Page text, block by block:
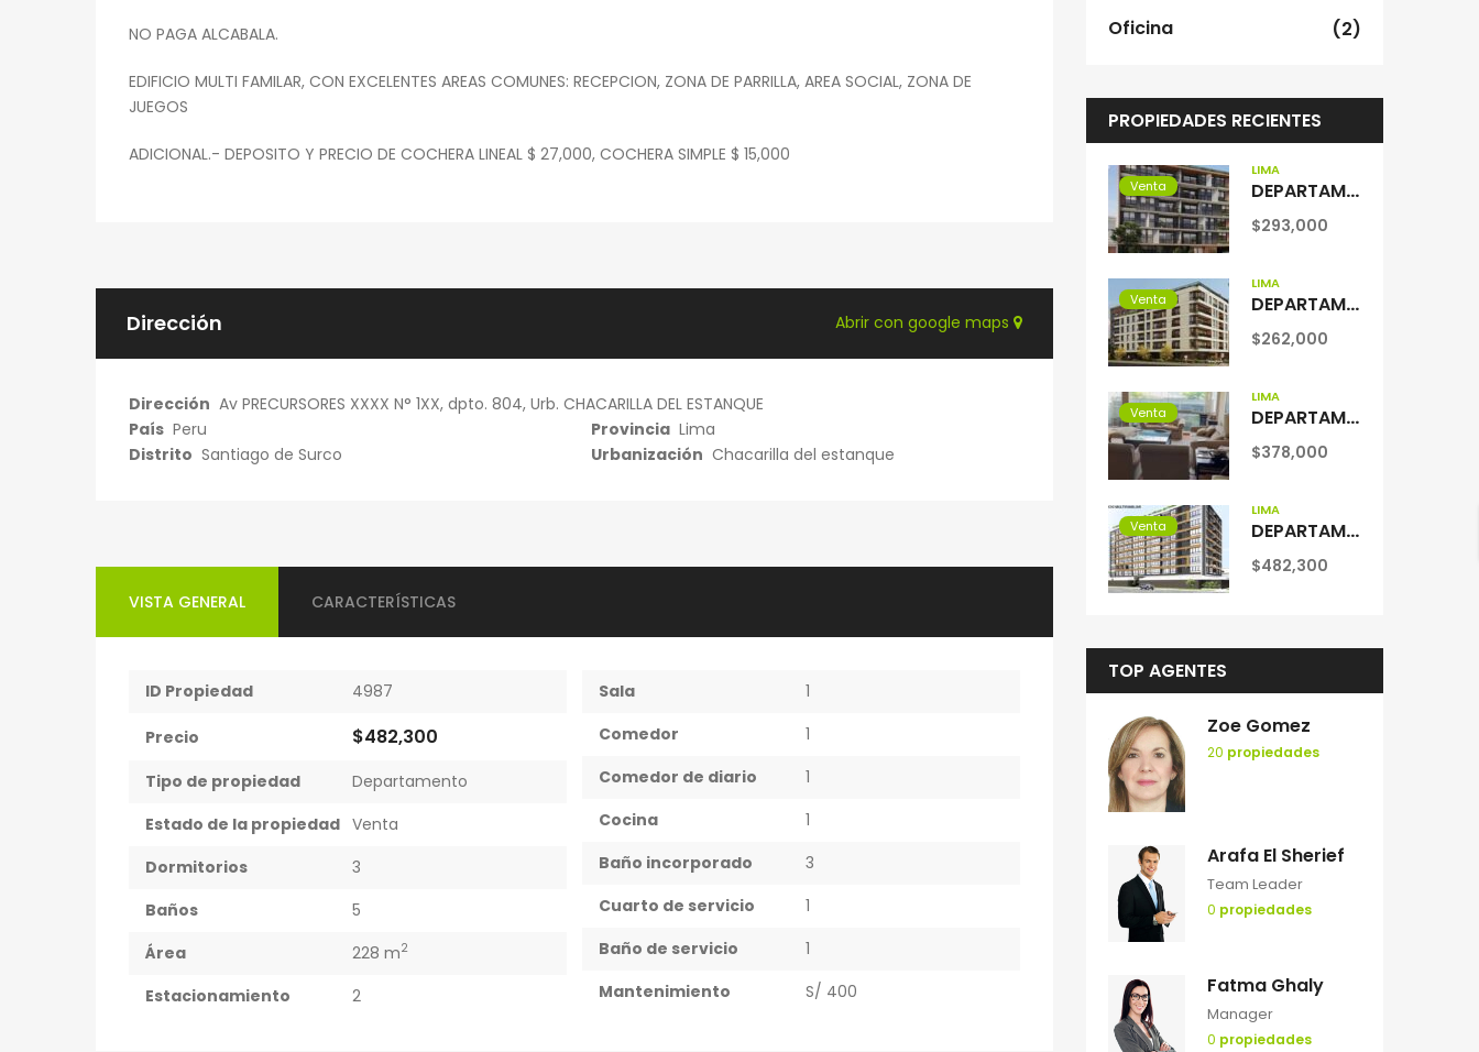
NO PAGA ALCABALA.
EDIFICIO MULTI FAMILAR, CON EXCELENTES AREAS COMUNES: RECEPCION, ZONA DE PARRILLA, AREA SOCIAL, ZONA DE
JUEGOS
ADICIONAL.- DEPOSITO Y PRECIO DE COCHERA LINEAL $ 27,000, COCHERA SIMPLE $ 15,000
Dirección
Dirección Av PRECURSORES XXXX N° 1XX, dpto. 804, Urb. CHACARILLA DEL ESTANQUE
País Peru Provincia Lima
Distrito Santiago de Surco Urbanización Chacarilla del estanque
Abrir con google maps
VISTA GENERAL CARACTERÍSTICAS
ID Propiedad 4987
Precio $482,300
Tipo de propiedad
Departamento
Estado de la propiedad Venta
Dormitorios
3
Baños
5
Área
228 m2
Estacionamiento 2
Sala
1
Comedor
1
Comedor de diario
1
Cocina
1
Baño incorporado
3
Cuarto de servicio
1
Baño de servicio
1
Mantenimiento
S/ 400
Oficina
(2)
PROPIEDADES RECIENTES
Venta
LIMA
DEPARTAMENTO en VENTA en SANTIAGO DE SURCO
$293,000
Venta
LIMA
DEPARTAMENTO en VENTA en SAN BORJA
$262,000
Venta
LIMA
DEPARTAMENTO en VENTA en MIRAFLORES
$378,000
Venta
LIMA
DEPARTAMENTO en VENTA en SANTIAGO DE SURCO
$482,300
TOP AGENTES
Zoe Gomez
20 propiedades
Arafa El Sherief
Team Leader
0 propiedades
Fatma Ghaly
Manager
0 propiedades